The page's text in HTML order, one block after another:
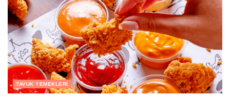
TAVUK YEMEKLERI